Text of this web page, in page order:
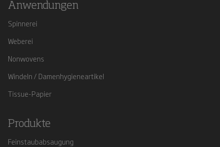
Anwendungen
Spinnerei
Weberei
Nonwovens
Windeln / Damenhygieneartikel
Tissue-Papier
Produkte
Feinstaubabsaugung